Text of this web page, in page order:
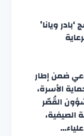
ويانا’
ضمن إطار
الأسرة،
القُصّر
الصيفية،